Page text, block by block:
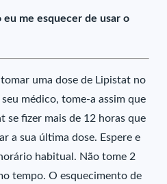
me esquecer de usar o
uma dose de Lipistat no
médico, tome-a assim que
se fizer mais de 12 horas que
a sua última dose. Espere e
habitual. Não tome 2
tempo. O esquecimento de